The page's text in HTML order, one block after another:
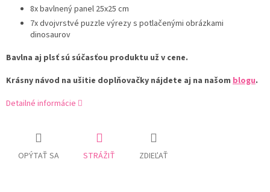
8x bavlnený panel 25x25 cm
7x dvojvrstvé puzzle výrezy s potlačenými obrázkami
dinosaurov
Bavlna aj plsť sú súčasťou produktu už v cene.
Krásny návod na ušitie doplňovačky nájdete aj na našom blogu.
Detailné informácie
OPÝTAŤ SA STRÁŽIŤ ZDIEĽAŤ